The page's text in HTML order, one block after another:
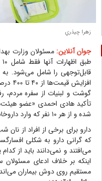
زهرا چيذري
جوان آنلاین:مسئولان وزارت
قابل‌توجهی را شامل می‌شود.
گوشت و لبنیات از سفره مردم،
تأکید هادی احمدی «عضو
شده و از هر ۱۰ نفر که وارد داروخانه می‌شوند، سه نفر دارو را دریافت نمی‌کنند!
دارو برای برخی از افراد از
که گرانی دارو به شکلی
می‌افتند و نمی‌دانند باید از
اینکه بر خلاف ادعای
مستقیم روی دوش بیماران